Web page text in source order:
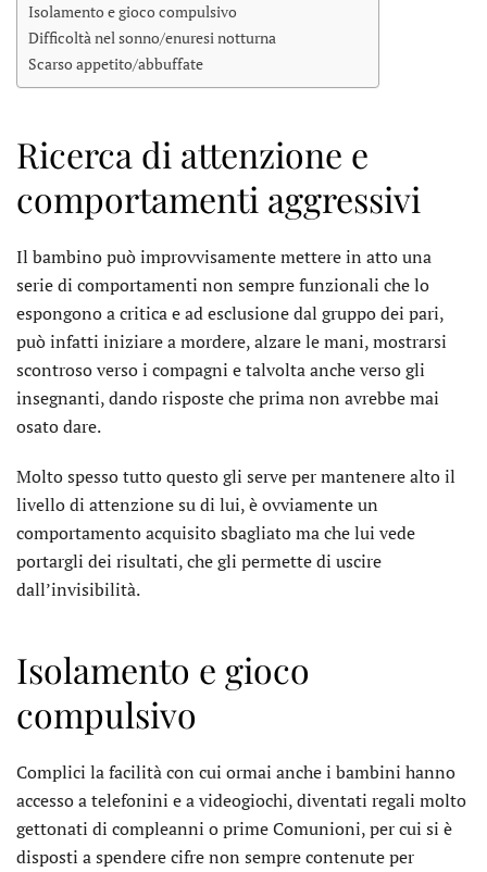
Isolamento e gioco compulsivo
Difficoltà nel sonno/enuresi notturna
Scarso appetito/abbuffate
Ricerca di attenzione e
comportamenti aggressivi
Il bambino può improvvisamente mettere in atto una
serie di comportamenti non sempre funzionali che lo
espongono a critica e ad esclusione dal gruppo dei pari,
può infatti iniziare a mordere, alzare le mani, mostrarsi
scontroso verso i compagni e talvolta anche verso gli
insegnanti, dando risposte che prima non avrebbe mai
osato dare.
Molto spesso tutto questo gli serve per mantenere alto il
livello di attenzione su di lui, è ovviamente un
comportamento acquisito sbagliato ma che lui vede
portargli dei risultati, che gli permette di uscire
dall’invisibilità.
Isolamento e gioco
compulsivo
Complici la facilità con cui ormai anche i bambini hanno
accesso a telefonini e a videogiochi, diventati regali molto
gettonati di compleanni o prime Comunioni, per cui si è
disposti a spendere cifre non sempre contenute per